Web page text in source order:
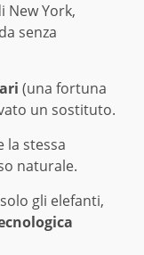
York,
senza
(una fortuna
un sostituto.
la stessa
naturale.
gli elefanti,